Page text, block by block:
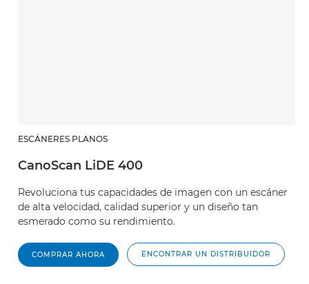
ESCÁNERES PLANOS
CanoScan LiDE 400
Revoluciona tus capacidades de imagen con un escáner
de alta velocidad, calidad superior y un diseño tan
esmerado como su rendimiento.
COMPRAR AHORA ENCONTRAR UN DISTRIBUIDOR